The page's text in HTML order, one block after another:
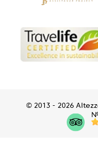
© 2013 - 2026